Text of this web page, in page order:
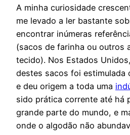
A minha curiosidade
me levado a ler bastante
encontrar inúmeras
(sacos de farinha ou outros
tecido). Nos Estados
destes sacos foi estimulada
e deu origem a toda uma
sido prática corrente até há
grande parte do mundo, e
onde o algodão não